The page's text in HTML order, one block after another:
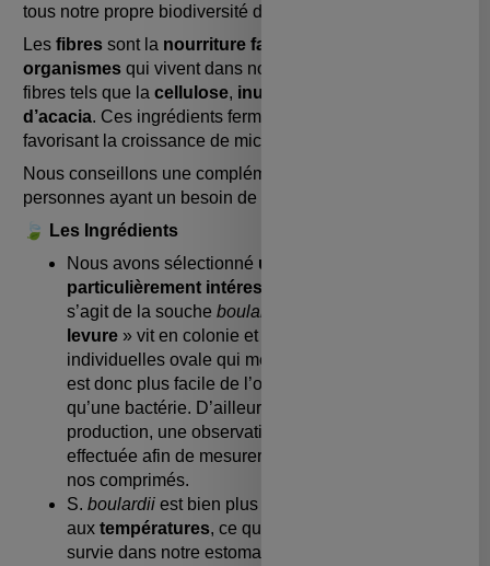
tous notre propre biodiversité de bactéries et levures !
Les fibressont la nourriture favorite des micro-
organismesqui vivent dans nos intestins. Il s’agit de
fibres tels que la cellulose, inuline
d’acacia. Ces ingrédients fermentent dans les intestins
favorisant la croissance de micro-organismes.
Nous conseillons une complémentation pour les
personnes ayant un besoin de probiotiques.
🍃 Les Ingrédients
Nous avons sélectionné une souche
particulièrement intéressante
s’agit de la souche boulardii
levure» vit en colonie et forme des cellules
individuelles ovale qui mesure entre 5 et 10µm. Il
est donc plus facile de l’observer au microscope
qu’une bactérie. D’ailleurs après chaque
production, une observation au microscope est
effectuée afin de mesurer la quantité présente dans
nos comprimés.
S. boulardiiest bien plus
aux températures, ce qui
survie dans notre estomac et instestin.